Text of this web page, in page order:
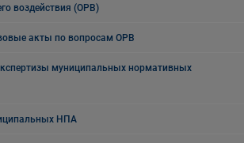
воздействия (ОРВ)
акты по вопросам ОРВ
муниципальных нормативных
НПА